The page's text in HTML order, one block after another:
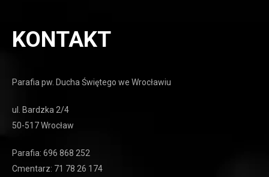
KONTAKT
Parafia pw. Ducha Świętego we Wrocławiu
ul. Bardzka 2/4
50-517 Wrocław
Parafia: 696 868 252
Cmentarz: 71 78 26 174